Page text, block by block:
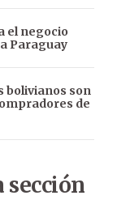
el negocio
Paraguay
bolivianos son
de
sección